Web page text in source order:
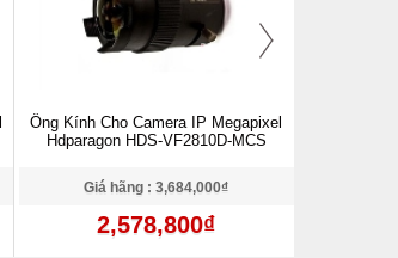
Ống Kính Cho Camera IP Megapixel
Hdparagon HDS-VF2810D-MCS
Giá hãng : 3,684,000₫
2,578,800₫